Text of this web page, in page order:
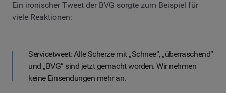
Ein ironischer Tweet der BVG sorgte zum Beispiel für
viele Reaktionen:
Servicetweet: Alle Scherze mit „Schnee“, „überraschend“
und „BVG“ sind jetzt gemacht worden. Wir nehmen
keine Einsendungen mehr an.